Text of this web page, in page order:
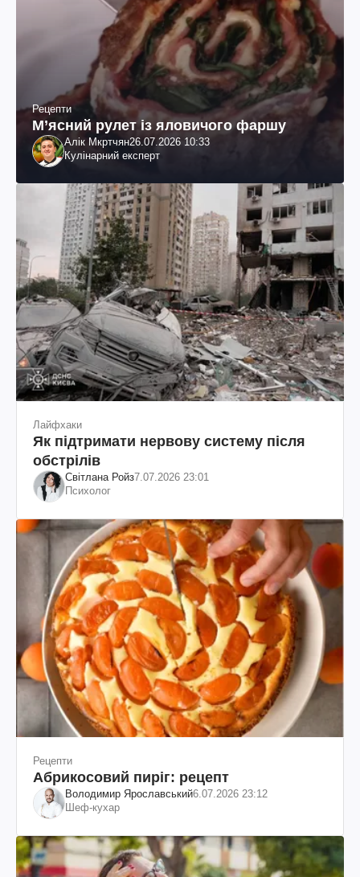
Рецепти
М’ясний рулет із яловичого фаршу
Алік Мкртчян26.07.2026 10:33
Кулінарний експерт
Лайфхаки
Як підтримати нервову систему після
обстрілів
Світлана Ройз7.07.2026 23:01
Психолог
Рецепти
Абрикосовий пиріг: рецепт
Володимир Ярославський6.07.2026 23:12
Шеф-кухар